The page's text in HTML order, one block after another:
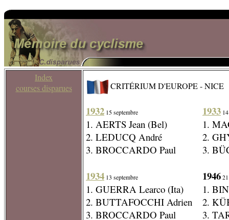
Index
courses disparues
CRITÉRIUM D'EUROPE - NICE
1932 15 septembre
1. AERTS Jean (Bel)
2. LEDUCQ André
3. BROCCARDO Paul
1934 13 septembre
1. GUERRA Learco (Ita)
2. BUTTAFOCCHI Adrien
3. BROCCARDO Paul
1933
1.
2.
3.
1946
1.
2.
3.